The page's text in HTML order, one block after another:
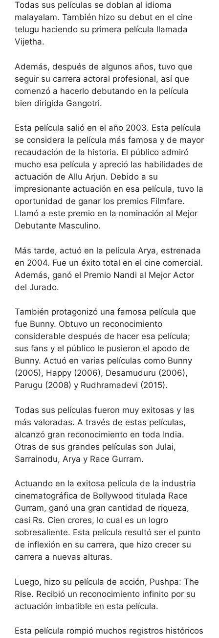
Todas sus películas se doblan al idioma
malayalam. También hizo su debut en el cine
telugu haciendo su primera película llamada
Vijetha.
Además, después de algunos años, tuvo que
seguir su carrera actoral profesional, así que
comenzó a hacerlo debutando en la película
bien dirigida Gangotri.
Esta película salió en el año 2003. Esta película
se considera la película más famosa y de mayor
recaudación de la historia. El público admiró
mucho esa película y apreció las habilidades de
actuación de Allu Arjun. Debido a su
impresionante actuación en esa película, tuvo la
oportunidad de ganar los premios Filmfare.
Llamó a este premio en la nominación al Mejor
Debutante Masculino.
Más tarde, actuó en la película Arya, estrenada
en 2004. Fue un éxito total en el cine comercial.
Además, ganó el Premio Nandi al Mejor Actor
del Jurado.
También protagonizó una famosa película que
fue Bunny. Obtuvo un reconocimiento
considerable después de hacer esa película;
sus fans y el público le pusieron el apodo de
Bunny. Actuó en varias películas como Bunny
(2005), Happy (2006), Desamuduru (2006),
Parugu (2008) y Rudhramadevi (2015).
Todas sus películas fueron muy exitosas y las
más valoradas. A través de estas películas,
alcanzó gran reconocimiento en toda India.
Otras de sus grandes películas son Julai,
Sarrainodu, Arya y Race Gurram.
Actuando en la exitosa película de la industria
cinematográfica de Bollywood titulada Race
Gurram, ganó una gran cantidad de riqueza,
casi Rs. Cien crores, lo cual es un logro
sobresaliente. Esta película resultó ser el punto
de inflexión en su carrera, que hizo crecer su
carrera a nuevas alturas.
Luego, hizo su película de acción, Pushpa: The
Rise. Recibió un reconocimiento infinito por su
actuación imbatible en esta película.
Esta película rompió muchos registros históricos